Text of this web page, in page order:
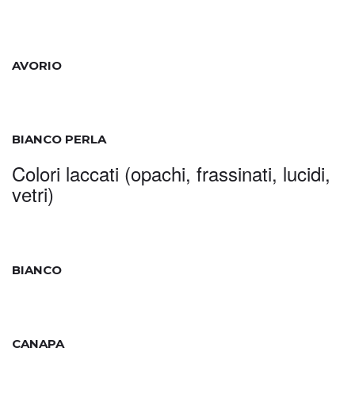
AVORIO
BIANCO PERLA
Colori laccati (opachi, frassinati, lucidi,
vetri)
BIANCO
CANAPA